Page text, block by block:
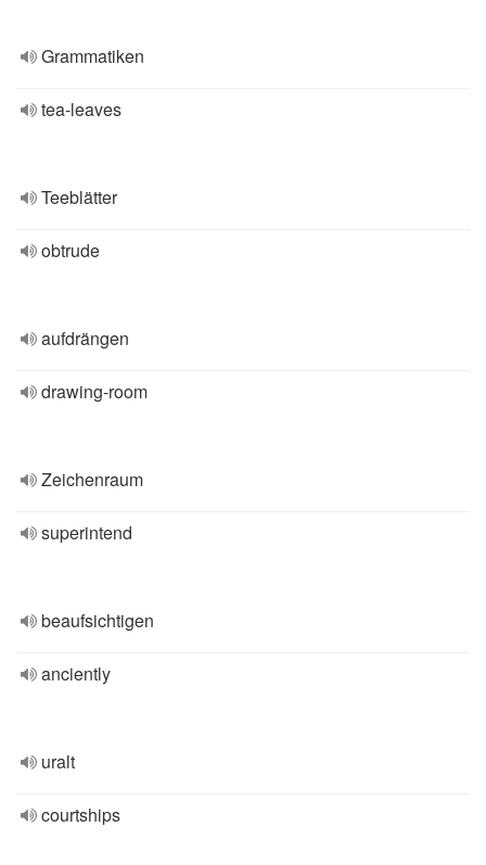
Grammatiken
tea-leaves
Teeblätter
obtrude
aufdrängen
drawing-room
Zeichenraum
superintend
beaufsichtigen
anciently
uralt
courtships